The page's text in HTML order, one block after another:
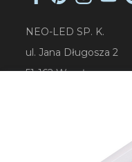
NEO-LED SP. K.
ul. Jana Długosza 2
51-162 Wrocław